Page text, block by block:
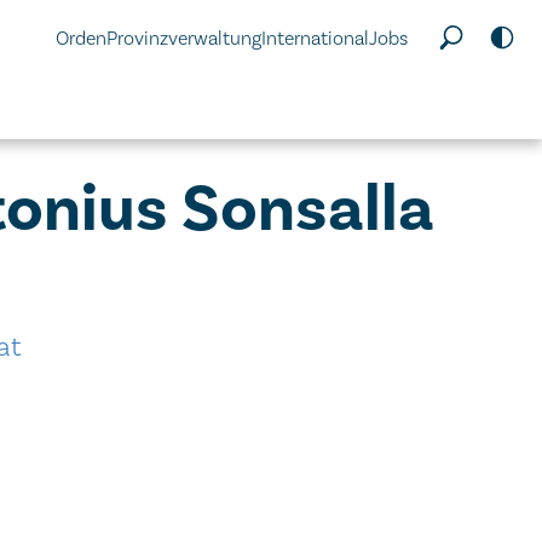
OrdenProvinzverwaltungInternationalJobs
Sonsalla